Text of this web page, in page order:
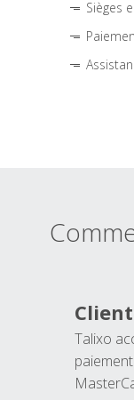
Sièges
Talixo